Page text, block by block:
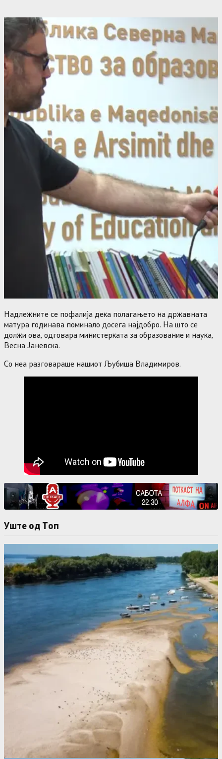
Надлежните се пофалија дека полагањето на државната
матура годинава поминало досега најдобро. На што се
должи ова, одговара министерката за образование и наука,
Весна Јаневска.
Со неа разговараше нашиот Љубиша Владимиров.
Уште од Tоп